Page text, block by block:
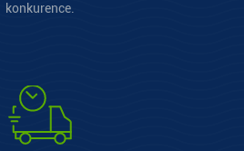
konkurence.